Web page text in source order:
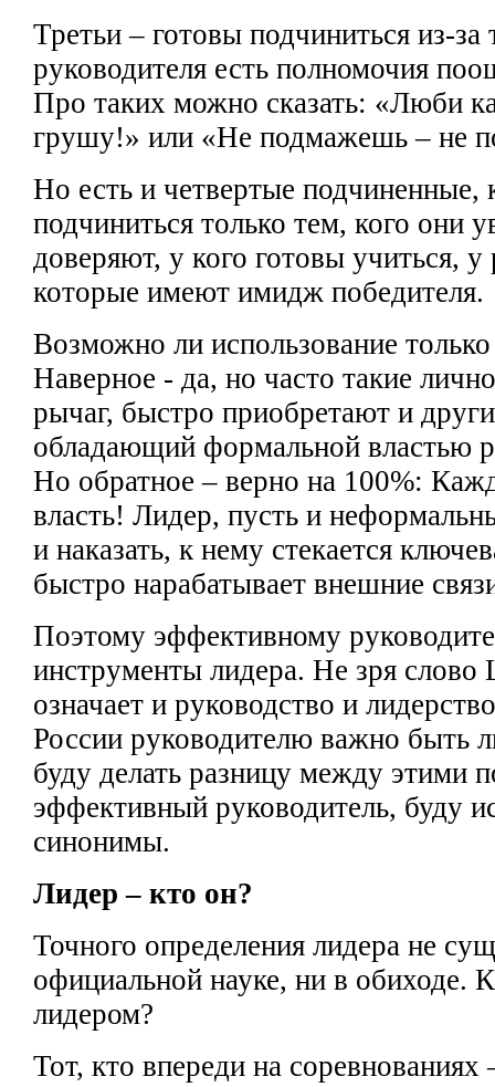
Третьи – готовы подчиниться из-за
руководителя есть полномочия
Про таких можно сказать: «Люби
грушу!» или «Не подмажешь – не
Но есть и четвертые подчиненные,
подчиниться только тем, кого они
доверяют, у кого готовы учиться, у
которые имеют имидж победителя.
Возможно ли использование
Наверное - да, но часто такие
рычаг, быстро приобретают и
обладающий формальной властью
Но обратное – верно на 100%:
власть! Лидер, пусть и
и наказать, к нему стекается
быстро нарабатывает внешние
Поэтому эффективному
инструменты лидера. Не зря слово
означает и руководство и
России руководителю важно быть
буду делать разницу между этими
эффективный руководитель, буду
синонимы.
Лидер – кто он?
Точного определения лидера не
официальной науке, ни в обиходе.
лидером?
Тот, кто впереди на соревнованиях